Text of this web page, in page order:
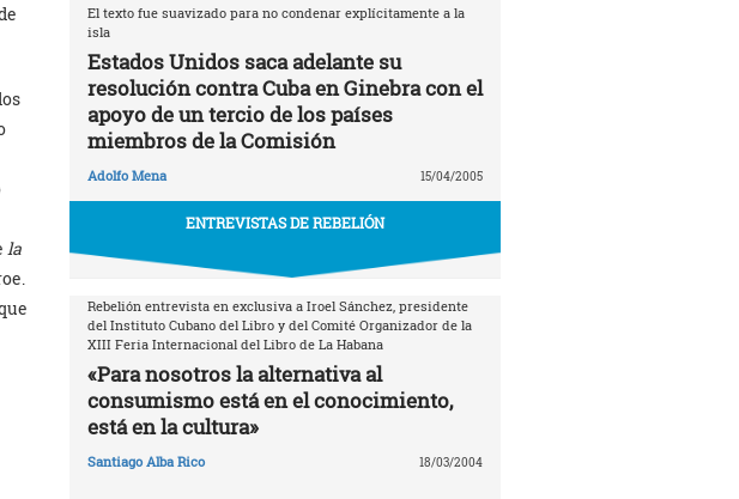
la
El texto fue suavizado para no condenar explícitamente a la
isla
Estados Unidos saca adelante su
resolución contra Cuba en Ginebra con el
apoyo de un tercio de los países
miembros de la Comisión
Adolfo Mena 15/04/2005
ENTREVISTAS DE REBELIÓN
Rebelión entrevista en exclusiva a Iroel Sánchez, presidente
del Instituto Cubano del Libro y del Comité Organizador de la
XIII Feria Internacional del Libro de La Habana
«Para nosotros la alternativa al
consumismo está en el conocimiento,
está en la cultura»
Santiago Alba Rico 18/03/2004